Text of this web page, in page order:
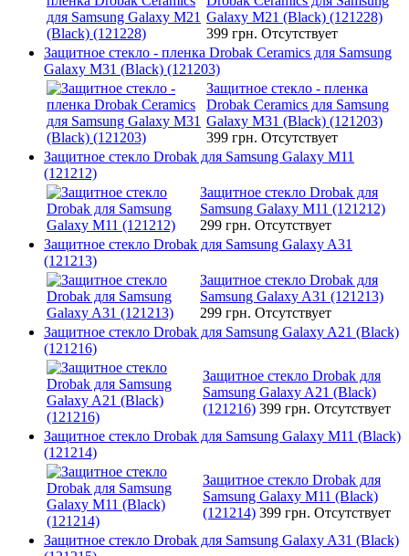
Galaxy M21 (Black) (121228)
399 грн. Отсутствует
Защитное стекло - пленка Drobak Ceramics для Samsung
Galaxy M31 (Black) (121203)
Защитное стекло - пленка
Drobak Ceramics для Samsung
Galaxy M31 (Black) (121203)
399 грн. Отсутствует
Защитное стекло Drobak для Samsung Galaxy M11
(121212)
Защитное стекло Drobak для
Samsung Galaxy M11 (121212)
299 грн. Отсутствует
Защитное стекло Drobak для Samsung Galaxy A31
(121213)
Защитное стекло Drobak для
Samsung Galaxy A31 (121213)
299 грн. Отсутствует
Защитное стекло Drobak для Samsung Galaxy A21 (Black)
(121216)
Защитное стекло Drobak для
Samsung Galaxy A21 (Black)
(121216) 399 грн. Отсутствует
Защитное стекло Drobak для Samsung Galaxy M11 (Black)
(121214)
Защитное стекло Drobak для
Samsung Galaxy M11 (Black)
(121214) 399 грн. Отсутствует
Защитное стекло Drobak для Samsung Galaxy A31 (Black)